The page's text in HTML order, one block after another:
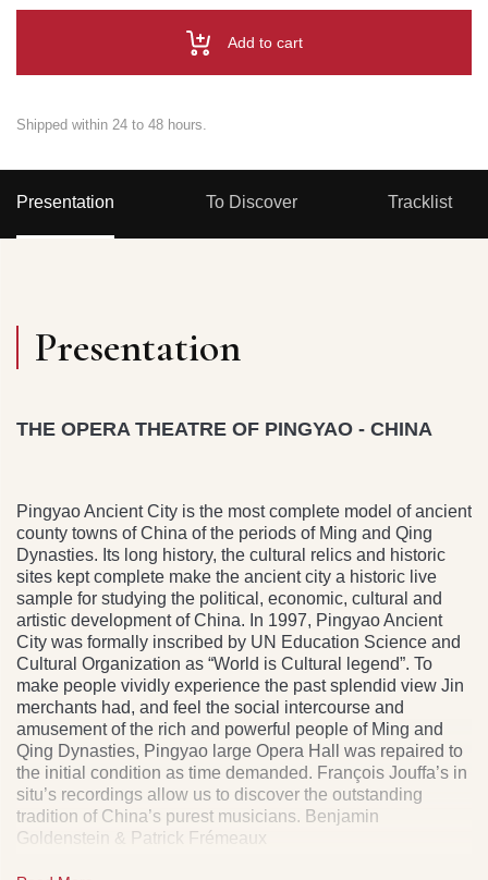
Add to cart
Shipped within 24 to 48 hours.
Presentation To Discover Tracklist
Presentation
THE OPERA THEATRE OF PINGYAO - CHINA
Pingyao Ancient City is the most complete model of ancient
county towns of China of the periods of Ming and Qing
Dynasties. Its long history, the cultural relics and historic
sites kept complete make the ancient city a historic live
sample for studying the political, economic, cultural and
artistic development of China. In 1997, Pingyao Ancient
City was formally inscribed by UN Education Science and
Cultural Organization as “World is Cultural legend”. To
make people vividly experience the past splendid view Jin
merchants had, and feel the social intercourse and
amusement of the rich and powerful people of Ming and
Qing Dynasties, Pingyao large Opera Hall was repaired to
the initial condition as time demanded. François Jouffa’s in
situ’s recordings allow us to discover the outstanding
tradition of China’s purest musicians. Benjamin
Goldenstein & Patrick Frémeaux